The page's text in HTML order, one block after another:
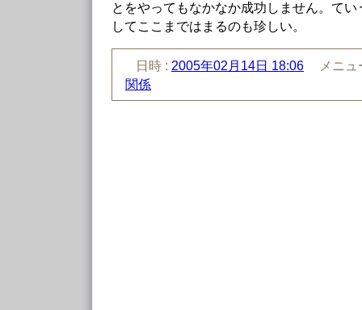
とをやってもなかなか成功しません。て
してここまではまるのも珍しい。
日時 : 2005年02月14日 18:06
メニ
関係